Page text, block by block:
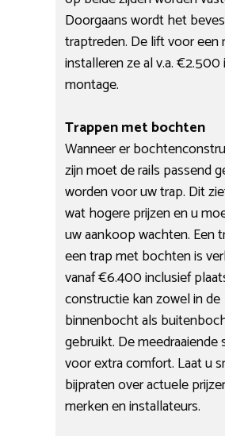
Doorgaans wordt het
traptreden. De lift voor een
installeren ze al v.a. €2.500
montage.
Trappen met bochten
Wanneer er
zijn moet de rails passend
worden voor uw trap. Dit
wat hogere prijzen en u
uw aankoop wachten. Een
een trap met bochten is
vanaf €6.400 inclusief
constructie kan zowel in de
binnenbocht als
gebruikt. De
voor extra comfort. Laat u
bijpraten over actuele
merken en installateurs.